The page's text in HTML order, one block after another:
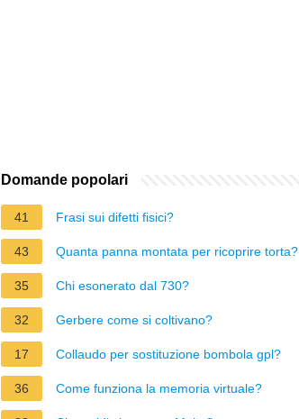
Domande popolari
41 Frasi sui difetti fisici?
43 Quanta panna montata per ricoprire torta?
35 Chi esonerato dal 730?
32 Gerbere come si coltivano?
17 Collaudo per sostituzione bombola gpl?
36 Come funziona la memoria virtuale?